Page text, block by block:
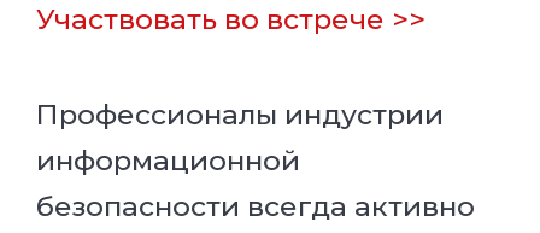
Участвовать во встрече >>
Профессионалы индустрии
информационной
безопасности всегда активно